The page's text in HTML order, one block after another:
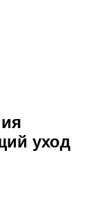
уход